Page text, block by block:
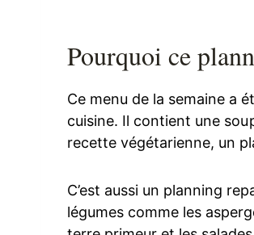
Pourquoi ce
Ce menu de la semaine a
cuisine. Il contient une
recette végétarienne, un
C’est aussi un planning
légumes comme les